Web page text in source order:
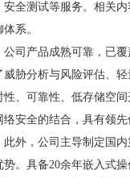
安全测试等服务。相关
体系。
产品成熟可靠，已覆
威胁分析与风险评估、
性、可靠性、低存储空
络安全的结合，具有领
，公司主导制定国内
势。具备20余年嵌入式